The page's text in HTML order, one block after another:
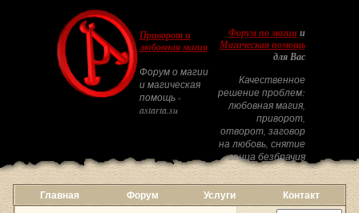
Приворот и
любовная магия
Форум о магии
и магическая
помощь -
astarta.su
Форум по магиии
Магическая помощь
для Вас
Качественное
решение проблем:
любовная магия,
приворот,
отворот, заговор
на любовь, снятие
венца безбрачия
Главная Форум Услуги Контакт